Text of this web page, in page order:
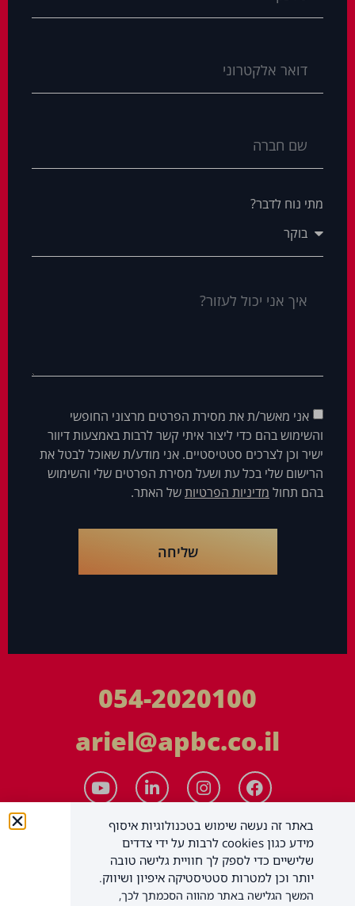
מתי נוח לדבר?
אני מאשר/ת את מסירת הפרטים מרצוני החופשי
והשימוש בהם כדי ליצור איתי קשר לרבות באמצעות דיוור
ישיר וכן לצרכים סטטיסטיים. אני מודע/ת שאוכל לבטל את
הרישום שלי בכל עת ושעל מסירת הפרטים שלי והשימוש
בהם תחול מדיניות הפרטיותשל האתר.
שליחה
054-2020100
ariel@apbc.co.il
באתר זה נעשה שימוש בטכנולוגיות איסוף
מידע כגון cookies לרבות על ידי צדדים
שלישיים כדי לספק לך חוויית גלישה טובה
יותר וכן למטרות סטטיסטיקה איפיון ושיווק.
המשך הגלישה באתר מהווה הסכמתך לכך,